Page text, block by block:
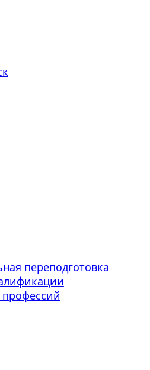
переподготовка